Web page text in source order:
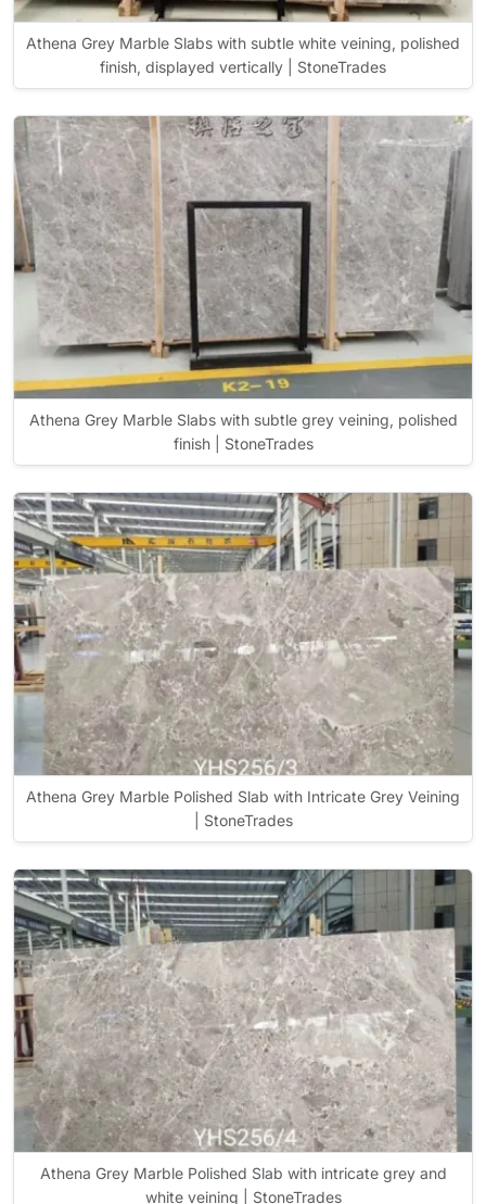
Athena Grey Marble Slabs with subtle white veining, polished
finish, displayed vertically | StoneTrades
Athena Grey Marble Slabs with subtle grey veining, polished
finish | StoneTrades
Athena Grey Marble Polished Slab with Intricate Grey Veining
| StoneTrades
Athena Grey Marble Polished Slab with intricate grey and
white veining | StoneTrades